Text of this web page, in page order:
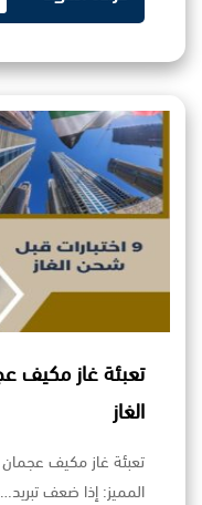
الغاز
المميز: إذا ضعف تبريد…